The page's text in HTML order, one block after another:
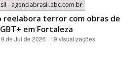
BUSCAR
- agenciabrasil.ebc.com.br
reelabora terror com obras de
em Fortaleza
de Jul de 2026 | 19 visualizações